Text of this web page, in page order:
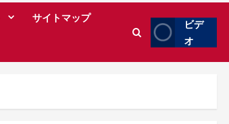
サイトマップ
ビデ
オ